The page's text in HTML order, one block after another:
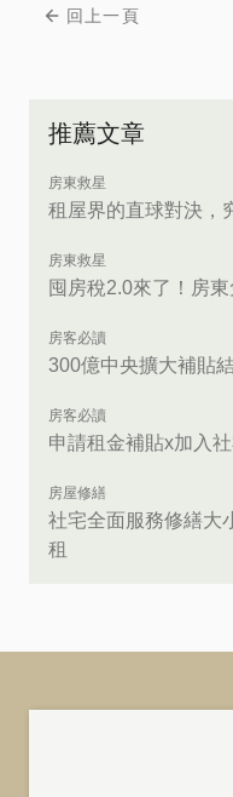
回上一頁
推薦文章
房東救星
租屋界的直球對決，
房東救星
囤房稅2.0來了！房東
房客必讀
300億中央擴大補貼
房客必讀
申請租金補貼x加入
房屋修繕
社宅全面服務修繕大
租